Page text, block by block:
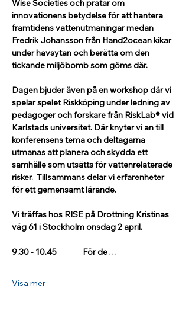
Wise Societies och pratar om
innovationens betydelse för att hantera
framtidens vattenutmaningar medan
Fredrik Johansson från Hand2ocean kikar
under havsytan och berätta om den
tickande miljöbomb som göms där.
Dagen bjuder även på en workshop där vi
spelar spelet Riskköping under ledning av
pedagoger och forskare från RiskLab® vid
Karlstads universitet. Där knyter vi an till
konferensens tema och deltagarna
utmanas att planera och skydda ett
samhälle som utsätts för vattenrelaterade
risker.  Tillsammans delar vi erfarenheter
för ett gemensamt lärande.
Vi träffas hos RISE på Drottning Kristinas
väg 61 i Stockholm onsdag 2 april.
9.30 - 10.45 	För de…
Visa mer